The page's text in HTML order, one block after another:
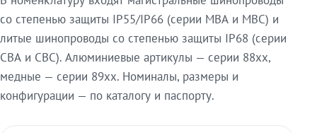
со степенью защиты IP55/IP66 (серии МВА и МВС) и
литые шинопроводы со степенью защиты IP68 (серии
СВА и СВС). Алюминиевые артикулы — серии 88xx,
медные — серии 89xx. Номиналы, размеры и
конфигурации — по каталогу и паспорту.